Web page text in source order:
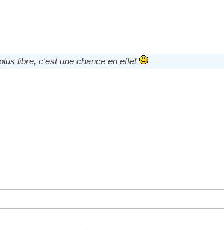
libre, c'est une chance en effet